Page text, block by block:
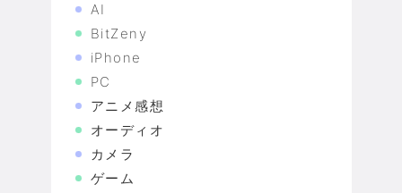
AI
BitZeny
iPhone
PC
アニメ感想
オーディオ
カメラ
ゲーム